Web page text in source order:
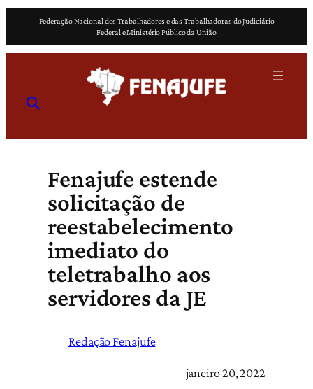
o
Federação Nacional dos Trabalhadores e das Trabalhadoras do Judiciário
Federal e Ministério Público da União
Fenajufe estende
solicitação de
reestabelecimento
imediato do
teletrabalho aos
servidores da JE
Redação Fenajufe
janeiro 20, 2022